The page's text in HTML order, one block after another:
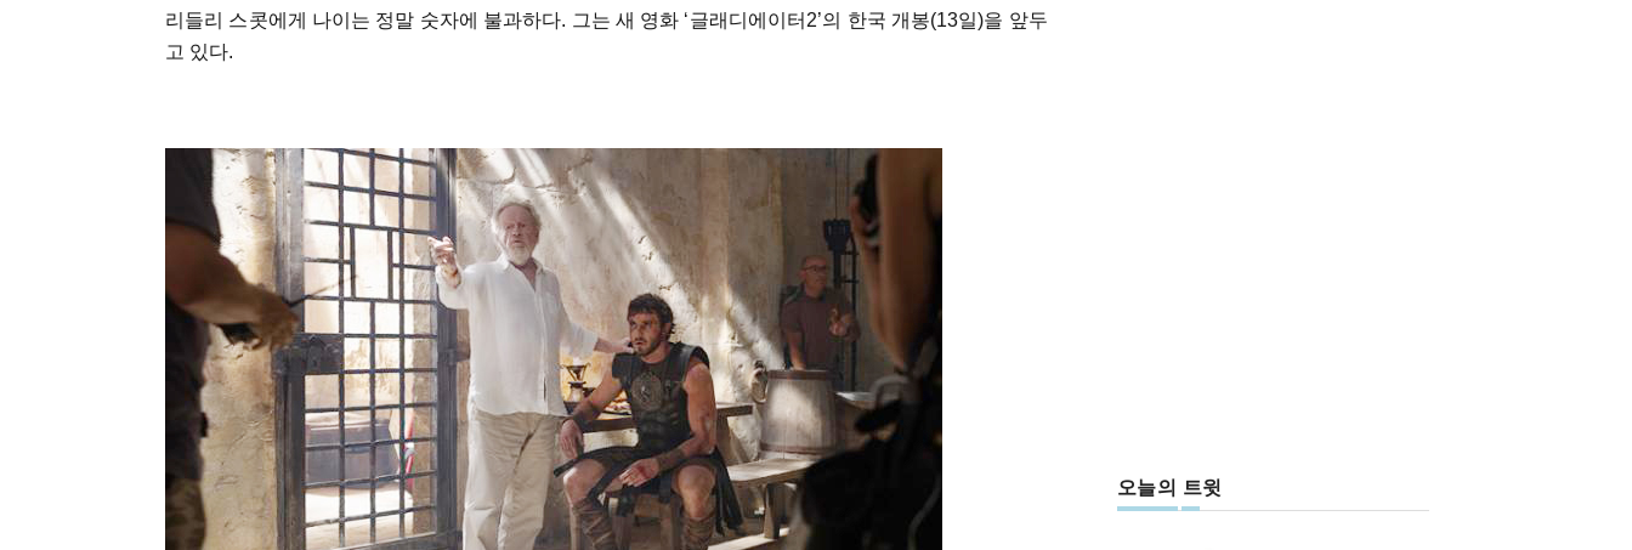
리들리 스콧에게 나이는 정말 숫자에 불과하다. 그는 새 영화 ‘글래디에이터2’의 한국 개봉(13일)을 앞두
고 있다.
오늘의 트윗